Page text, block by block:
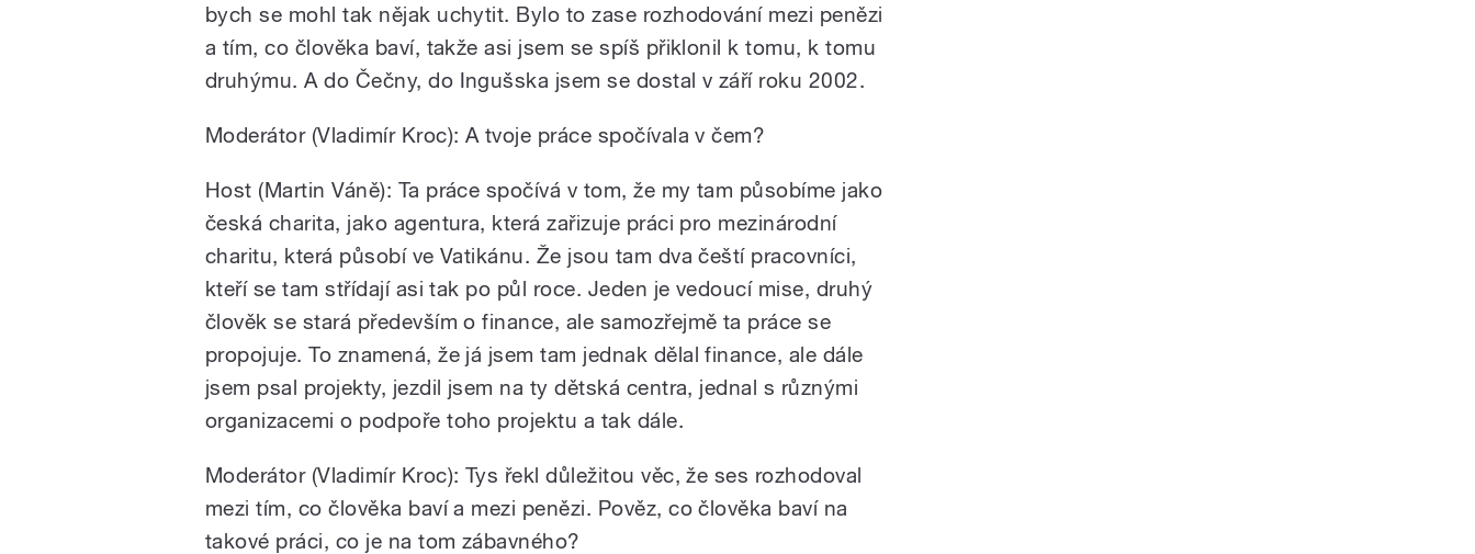
bych se mohl tak nějak uchytit. Bylo to zase rozhodování mezi penězi
a tím, co člověka baví, takže asi jsem se spíš přiklonil k tomu, k tomu
druhýmu. A do Čečny, do Ingušska jsem se dostal v září roku 2002.
Moderátor (Vladimír Kroc): A tvoje práce spočívala v čem?
Host (Martin Váně): Ta práce spočívá v tom, že my tam působíme jako
česká charita, jako agentura, která zařizuje práci pro mezinárodní
charitu, která působí ve Vatikánu. Že jsou tam dva čeští pracovníci,
kteří se tam střídají asi tak po půl roce. Jeden je vedoucí mise, druhý
člověk se stará především o finance, ale samozřejmě ta práce se
propojuje. To znamená, že já jsem tam jednak dělal finance, ale dále
jsem psal projekty, jezdil jsem na ty dětská centra, jednal s různými
organizacemi o podpoře toho projektu a tak dále.
Moderátor (Vladimír Kroc): Tys řekl důležitou věc, že ses rozhodoval
mezi tím, co člověka baví a mezi penězi. Pověz, co člověka baví na
takové práci, co je na tom zábavného?